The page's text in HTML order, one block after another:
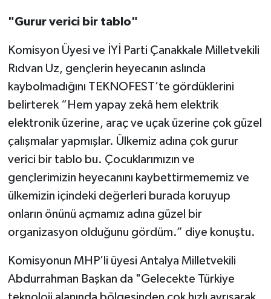
"Gurur verici bir tablo"
Komisyon Üyesi ve İYİ Parti Çanakkale Milletvekili
Rıdvan Uz, gençlerin heyecanın aslında
kaybolmadığını TEKNOFEST’te gördüklerini
belirterek “Hem yapay zekâ hem elektrik
elektronik üzerine, araç ve uçak üzerine çok güzel
çalışmalar yapmışlar. Ülkemiz adına çok gurur
verici bir tablo bu. Çocuklarımızın ve
gençlerimizin heyecanını kaybettirmememiz ve
ülkemizin içindeki değerleri burada koruyup
onların önünü açmamız adına güzel bir
organizasyon olduğunu gördüm.” diye konuştu.
Komisyonun MHP’li üyesi Antalya Milletvekili
Abdurrahman Başkan da "Gelecekte Türkiye